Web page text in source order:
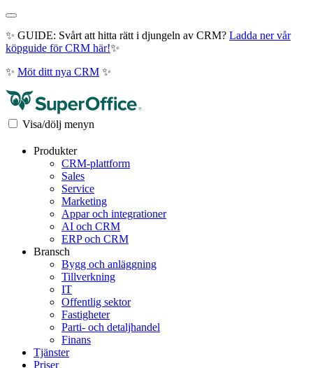
✨ GUIDE: Svårt att hitta rätt i djungeln av CRM? Ladda ner vår
köpguide för CRM här!✨
✨ Möt ditt nya CRM ✨
Visa/dölj menyn
Produkter
CRM-plattform
Sales
Service
Marketing
Appar och integrationer
AI och CRM
ERP och CRM
Bransch
Bygg och anläggning
Tillverkning
IT
Offentlig sektor
Fastigheter
Parti- och detaljhandel
Finans
Tjänster
Priser